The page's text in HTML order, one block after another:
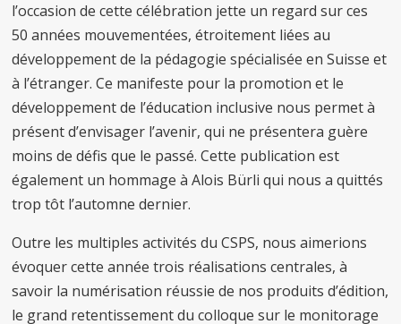
l’occasion de cette célébration jette un regard sur ces
50 années mouvementées, étroitement liées au
développement de la pédagogie spécialisée en Suisse et
à l’étranger. Ce manifeste pour la promotion et le
développement de l’éducation inclusive nous permet à
présent d’envisager l’avenir, qui ne présentera guère
moins de défis que le passé. Cette publication est
également un hommage à Alois Bürli qui nous a quittés
trop tôt l’automne dernier.
Outre les multiples activités du CSPS, nous aimerions
évoquer cette année trois réalisations centrales, à
savoir la numérisation réussie de nos produits d’édition,
le grand retentissement du colloque sur le monitorage